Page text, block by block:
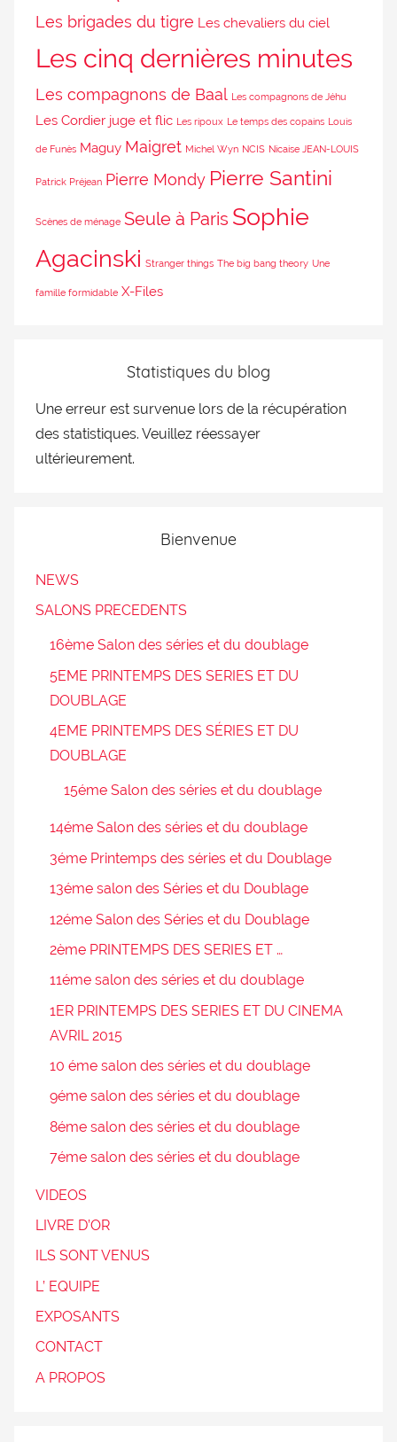
Les brigades du tigre Les chevaliers du ciel
Les cinq dernières minutes
Les compagnons de Baal Les compagnons de Jéhu
Les Cordier juge et flic Les ripoux Le temps des copains Louis
de Funès Maguy Maigret Michel Wyn NCIS Nicaise JEAN-LOUIS
Patrick Préjean Pierre Mondy Pierre Santini
Scènes de ménage Seule à Paris Sophie
Agacinski Stranger things The big bang theory Une
famille formidable X-Files
Statistiques du blog
Une erreur est survenue lors de la récupération
des statistiques. Veuillez réessayer
ultérieurement.
Bienvenue
NEWS
SALONS PRECEDENTS
16ème Salon des séries et du doublage
5EME PRINTEMPS DES SERIES ET DU
DOUBLAGE
4EME PRINTEMPS DES SÉRIES ET DU
DOUBLAGE
15éme Salon des séries et du doublage
14éme Salon des séries et du doublage
3éme Printemps des séries et du Doublage
13éme salon des Séries et du Doublage
12éme Salon des Séries et du Doublage
2ème PRINTEMPS DES SERIES ET …
11éme salon des séries et du doublage
1ER PRINTEMPS DES SERIES ET DU CINEMA
AVRIL 2015
10 éme salon des séries et du doublage
9éme salon des séries et du doublage
8éme salon des séries et du doublage
7éme salon des séries et du doublage
VIDEOS
LIVRE D’OR
ILS SONT VENUS
L’ EQUIPE
EXPOSANTS
CONTACT
A PROPOS